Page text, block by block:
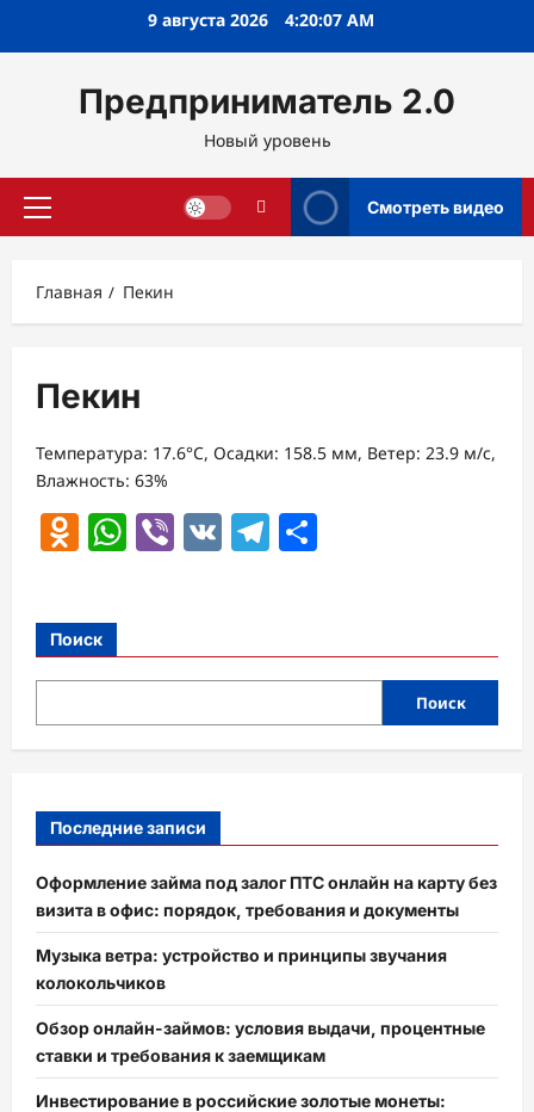
9 августа 2026 4:20:07 AM
Предприниматель 2.0
Новый уровень
Основное
Смотреть видео
Главная Пекин
Пекин
Температура: 17.6°C, Осадки: 158.5 мм, Ветер: 23.9 м/с,
Влажность: 63%
Odnoklassniki
WhatsApp
Viber
VK Telegram
Поиск
Поиск
Последние записи
Оформление займа под залог ПТС онлайн на карту без
визита в офис: порядок, требования и документы
Музыка ветра: устройство и принципы звучания
колокольчиков
Обзор онлайн-займов: условия выдачи, процентные
ставки и требования к заемщикам
Инвестирование в российские золотые монеты: